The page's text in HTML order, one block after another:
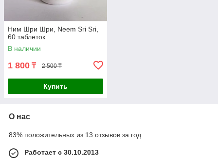
Ним Шри Шри, Neem Sri Sri,
60 таблеток
В наличии
1 800 ₸ 2 500 ₸
Купить
О нас
83% положительных из 13 отзывов за год
Работает с 30.10.2013